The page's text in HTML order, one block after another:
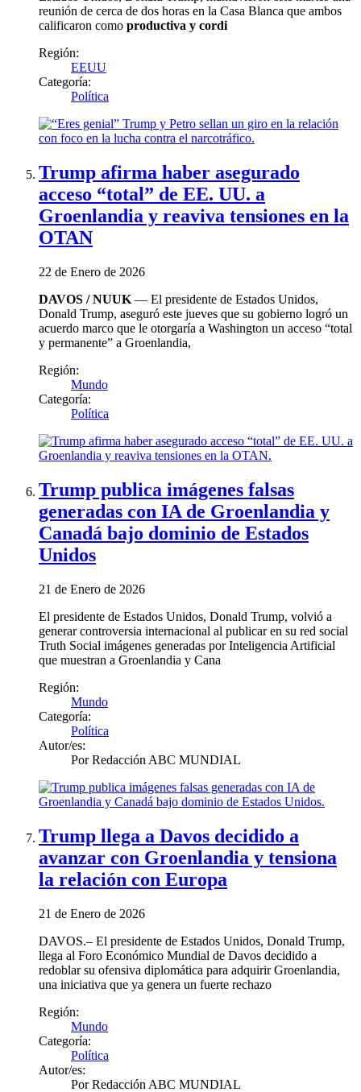
reunión de cerca de dos horas en la Casa Blanca que ambos
calificaron como productiva y cordi
Región:
EEUU
Categoría:
Política
Trump afirma haber asegurado
acceso “total” de EE. UU. a
Groenlandia y reaviva tensiones en la
OTAN
22 de Enero de 2026
DAVOS / NUUK — El presidente de Estados Unidos,
Donald Trump, aseguró este jueves que su gobierno logró un
acuerdo marco que le otorgaría a Washington un acceso “total
y permanente” a Groenlandia,
Región:
Mundo
Categoría:
Política
Trump publica imágenes falsas
generadas con IA de Groenlandia y
Canadá bajo dominio de Estados
Unidos
21 de Enero de 2026
El presidente de Estados Unidos, Donald Trump, volvió a
generar controversia internacional al publicar en su red social
Truth Social imágenes generadas por Inteligencia Artificial
que muestran a Groenlandia y Cana
Región:
Mundo
Categoría:
Política
Autor/es:
Por Redacción ABC MUNDIAL
Trump llega a Davos decidido a
avanzar con Groenlandia y tensiona
la relación con Europa
21 de Enero de 2026
DAVOS.– El presidente de Estados Unidos, Donald Trump,
llega al Foro Económico Mundial de Davos decidido a
redoblar su ofensiva diplomática para adquirir Groenlandia,
una iniciativa que ya genera un fuerte rechazo
Región:
Mundo
Categoría:
Política
Autor/es:
Por Redacción ABC MUNDIAL